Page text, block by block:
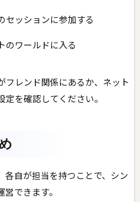
セッションに参加する
のワールドに入る
フレンド関係にあるか、ネット
を確認してください。
各自が担当を持つことで、シン
できます。